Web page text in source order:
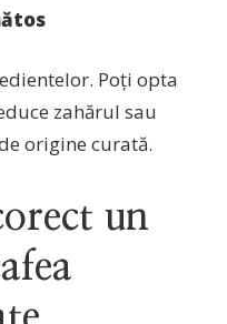
Poți opta
zahărul sau
origine curată.
un